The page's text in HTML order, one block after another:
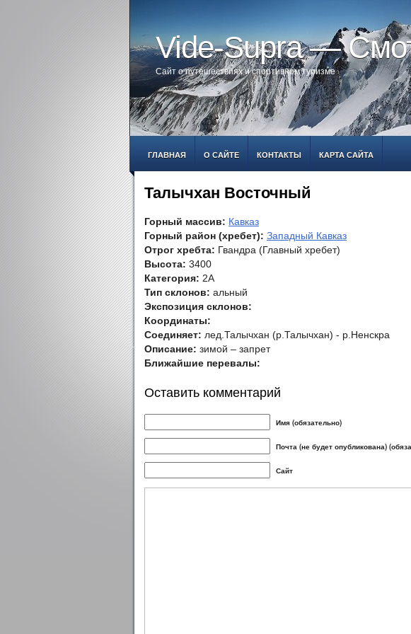
Vide-Supra —
Сайт о путешествиях и спортивном туризме
ГЛАВНАЯ О САЙТЕ КОНТАКТЫ КАРТА САЙТА
Талычхан Восточный
Горный массив: Кавказ
Горный район (хребет): Западный Кавказ
Отрог хребта: Гвандра (Главный хребет)
Высота: 3400
Категория: 2А
Тип склонов: альный
Экспозиция склонов:
Координаты:
Соединяет: лед.Талычхан (р.Талычхан) - р.Ненскра
Описание: зимой – запрет
Ближайшие перевалы:
Оставить комментарий
Имя (обязательно)
Почта (не будет опубликована)
Сайт